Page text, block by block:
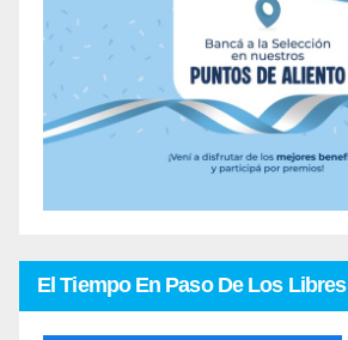
El Tiempo En Paso De Los Libres